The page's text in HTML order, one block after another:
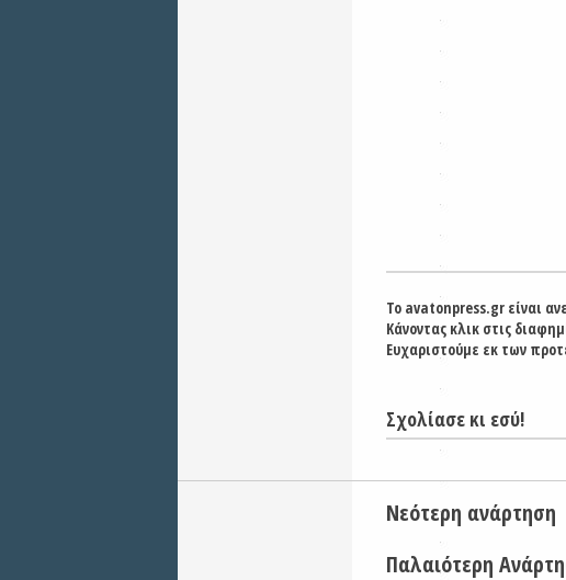
Το avatonpress.gr είναι
Κάνοντας κλικ στις
Ευχαριστούμε εκ των
Σχολίασε κι εσύ!
Νεότερη ανάρτηση
Παλαιότερη